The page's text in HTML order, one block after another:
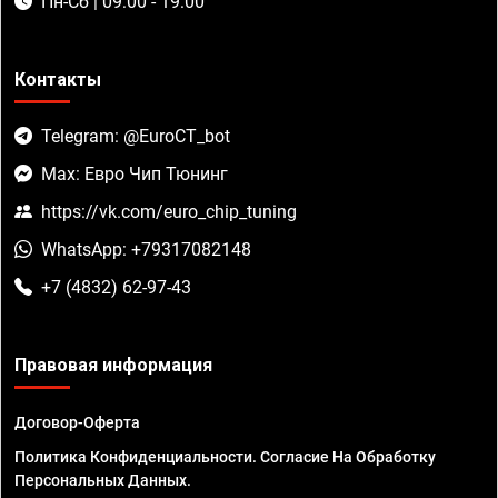
Контакты
Telegram: @EuroCT_bot
Max: Евро Чип Тюнинг
https://vk.com/euro_chip_tuning
WhatsApp: +79317082148
+7 (4832) 62-97-43
Правовая информация
Договор-Оферта
Политика Конфиденциальности. Согласие На Обработку
Персональных Данных.